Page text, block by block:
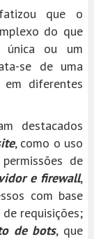
que o
do que
única ou um
se de uma
em diferentes
destacados
, como o uso
de
e firewall,
com base
requisições;
de bots, que